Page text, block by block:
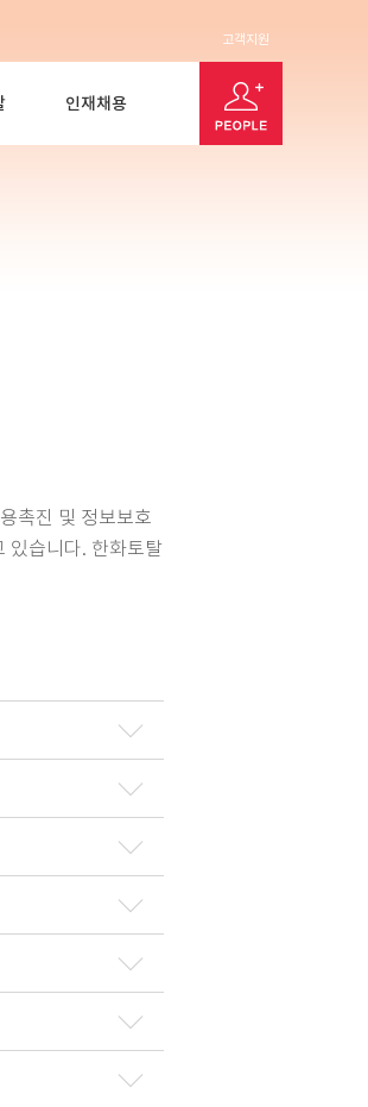
고객지원
인재채용
촉진 및 정보보호
있습니다. 한화토탈